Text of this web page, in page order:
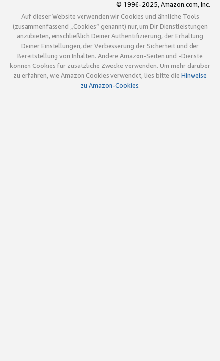
© 1996-2025, Amazon.com, Inc.
Auf dieser Website verwenden wir Cookies und ähnliche Tools
(zusammenfassend „Cookies“ genannt) nur, um Dir Dienstleistungen
anzubieten, einschließlich Deiner Authentifizierung, der Erhaltung
Deiner Einstellungen, der Verbesserung der Sicherheit und der
Bereitstellung von Inhalten. Andere Amazon-Seiten und -Dienste
können Cookies für zusätzliche Zwecke verwenden. Um mehr darüber
zu erfahren, wie Amazon Cookies verwendet, lies bitte die Hinweise
zu Amazon-Cookies.